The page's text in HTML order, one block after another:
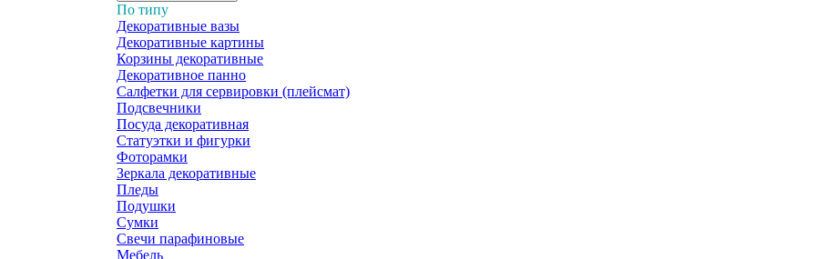
По типу
Декоративные вазы
Декоративные картины
Корзины декоративные
Декоративное панно
Салфетки для сервировки (плейсмат)
Подсвечники
Посуда декоративная
Статуэтки и фигурки
Фоторамки
Зеркала декоративные
Пледы
Подушки
Сумки
Свечи парафиновые
Мебель